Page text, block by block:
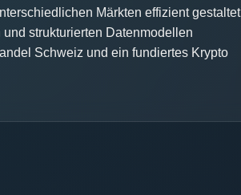
Märkten effizient gestaltet
strukturierten Datenmodellen
Schweiz und ein fundiertes Krypto